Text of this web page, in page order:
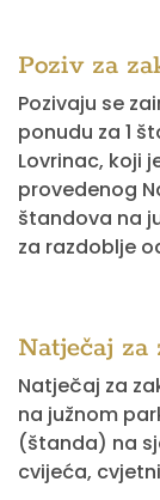
Poziv za
Pozivaju se
ponudu za 1
Lovrinac, koji
provedenog
štandova na
za razdoblje
Natječaj za
Natječaj za
na južnom
(štanda) na
cvijeća,